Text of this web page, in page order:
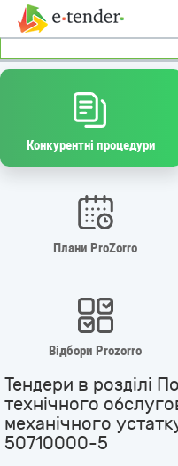
Конкурентні процедури
Плани ProZorro
Відбори Prozorro
Тендери в розділі
технічного
механічного
50710000-5